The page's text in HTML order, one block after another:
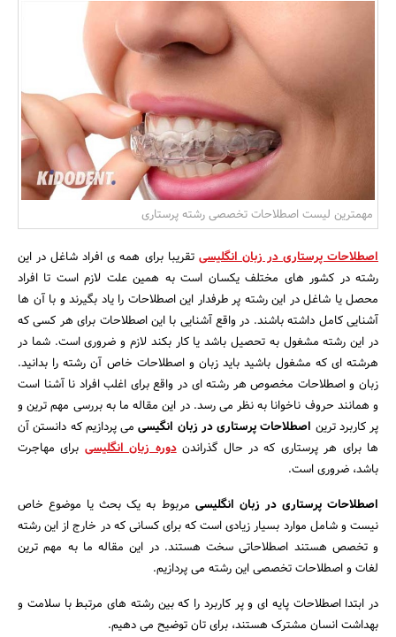
بانک، بیمه و سرمایه
مسکن و ساختمان
مهمترین لیست اصطلاحات تخصصی رشته پرستاری
اصطلاحات پرستاری در زبان انگلیسی تقریبا برای همه ی افراد شاغل در این
رشته در کشور های مختلف یکسان است به همین علت لازم است تا افراد
محصل یا شاغل در این رشته پر طرفدار این اصطلاحات را یاد بگیرند و با آن ها
آشنایی کامل داشته باشند. در واقع آشنایی با این اصطلاحات برای هر کسی که
در این رشته مشغول به تحصیل باشد یا کار بکند لازم و ضروری است. شما در
هرشته ای که مشغول باشید باید زبان و اصطلاحات خاص آن رشته را بدانید.
زبان و اصطلاحات مخصوص هر رشته ای در واقع برای اغلب افراد نا آشنا است
و همانند حروف ناخوانا به نظر می رسد. در این مقاله ما به بررسی مهم ترین و
پر کاربرد ترین اصطلاحات پرستاری در زبان انگیسی می پردازیم که دانستن آن
ها برای هر پرستاری که در حال گذراندن دوره زبان انگلیسی برای مهاجرت
باشد، ضروری است.
اصطلاحات پرستاری در زبان انگلیسی مربوط به یک بحث یا موضوع خاص
نیست و شامل موارد بسیار زیادی است که برای کسانی که در خارج از این رشته
و تخصص هستند اصطلاحاتی سخت هستند. در این مقاله ما به مهم ترین
لغات و اصطلاحات تخصصی این رشته می پردازیم.
در ابتدا اصطلاحات پایه ای و پر کاربرد را که بین رشته های مرتبط با سلامت و
بهداشت انسان مشترک هستند، برای تان توضیح می دهیم.